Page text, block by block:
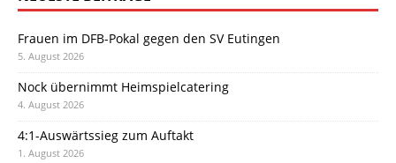
Frauen im DFB-Pokal gegen den SV Eutingen
5. August 2026
Nock übernimmt Heimspielcatering
4. August 2026
4:1-Auswärtssieg zum Auftakt
1. August 2026